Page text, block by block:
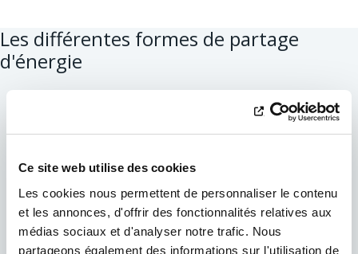
Ce site web utilise des cookies
Les cookies nous permettent de personnaliser le contenu
et les annonces, d'offrir des fonctionnalités relatives aux
médias sociaux et d'analyser notre trafic. Nous
partageons également des informations sur l'utilisation de
Les différentes formes de partage
d'énergie